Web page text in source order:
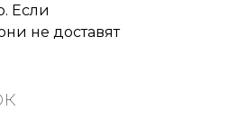
Если
не доставят